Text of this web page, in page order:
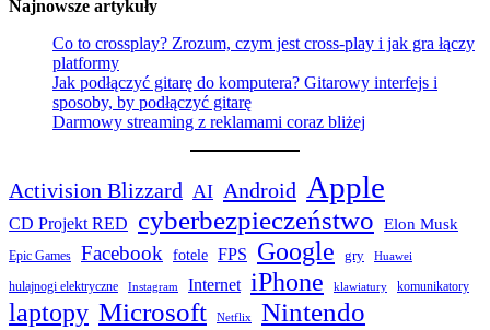
Najnowsze artykuły
Co to crossplay? Zrozum, czym jest cross-play i jak gra łączy
platformy
Jak podłączyć gitarę do komputera? Gitarowy interfejs i
sposoby, by podłączyć gitarę
Darmowy streaming z reklamami coraz bliżej
Activision Blizzard AI Android Apple
CD Projekt RED cyberbezpieczeństwo Elon Musk
Epic Games Facebook fotele FPS Google gry Huawei
hulajnogi elektryczne Instagram Internet iPhone klawiatury komunikatory
laptopy Microsoft Netflix Nintendo